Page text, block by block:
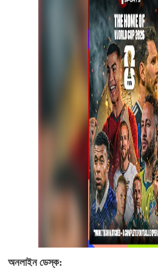
অনলাইন ডেস্ক: